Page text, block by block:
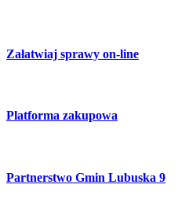
Załatwiaj sprawy on-line
Platforma zakupowa
Partnerstwo Gmin Lubuska 9